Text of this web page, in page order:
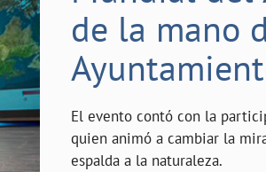
de la mano
El evento contó con la
quien animó a cambiar la
espalda a la naturaleza.